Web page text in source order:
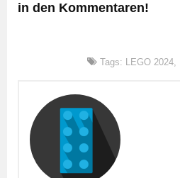
in den Kommentaren!
Tags: LEGO 2024,